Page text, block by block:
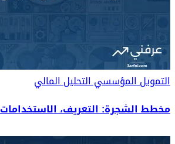
التمويل المؤسسيالتحليل المالي
مخطط الشجرة: التعريف،